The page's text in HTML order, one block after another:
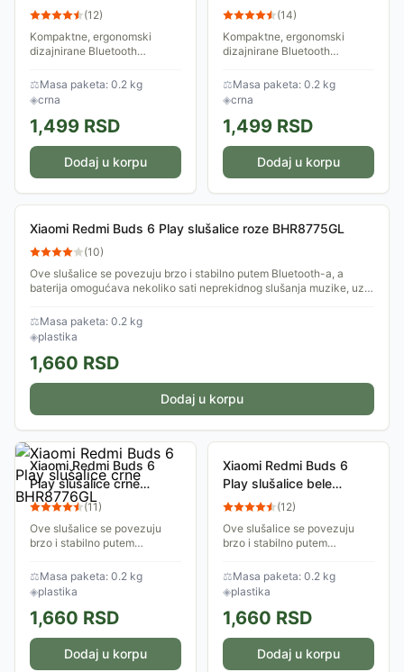
(12)
Kompaktne, ergonomski
dizajnirane Bluetooth
slušanje muzike i
odgovaranje na telefonke
pozive. Slušalice su male,
udobne i...
⚖Masa paketa: 0.2 kg
◈crna
1,499 RSD
Dodaj u korpu
(14)
Kompaktne, ergonomski
dizajnirane Bluetooth
slušanje muzike i
odgovaranje na telefonke
pozive. Kućište za slušalice
ima...
⚖Masa paketa: 0.2 kg
◈crna
1,499 RSD
Dodaj u korpu
Xiaomi Redmi Buds 6 Play slušalice roze BHR8775GL
(10)
Ove slušalice se povezuju brzo i stabilno putem Bluetooth-a, a
baterija omogućava nekoliko sati neprekidnog slušanja muzike, uz
⚖Masa paketa: 0.2 kg
◈plastika
1,660 RSD
Dodaj u korpu
Xiaomi Redmi Buds 6
Play slušalice crne
BHR8776GL
(11)
Ove slušalice se povezuju
brzo i stabilno putem
omogućava nekoliko sati
neprekidnog slušanja muzike,
uz mogućnost dodatnog...
⚖Masa paketa: 0.2 kg
◈plastika
1,660 RSD
Dodaj u korpu
Xiaomi Redmi Buds 6
Play slušalice bele
BHR8773GL
(12)
Ove slušalice se povezuju
brzo i stabilno putem
omogućava nekoliko sati
neprekidnog slušanja muzike,
uz mogućnost dodatnog...
⚖Masa paketa: 0.2 kg
◈plastika
1,660 RSD
Dodaj u korpu